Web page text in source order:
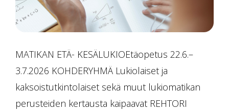
MATIKAN ETÄ- KESÄLUKIOEtäopetus 22.6.–
3.7.2026 KOHDERYHMÄ Lukiolaiset ja
kaksoistutkintolaiset sekä muut lukiomatikan
perusteiden kertausta kaipaavat REHTORI